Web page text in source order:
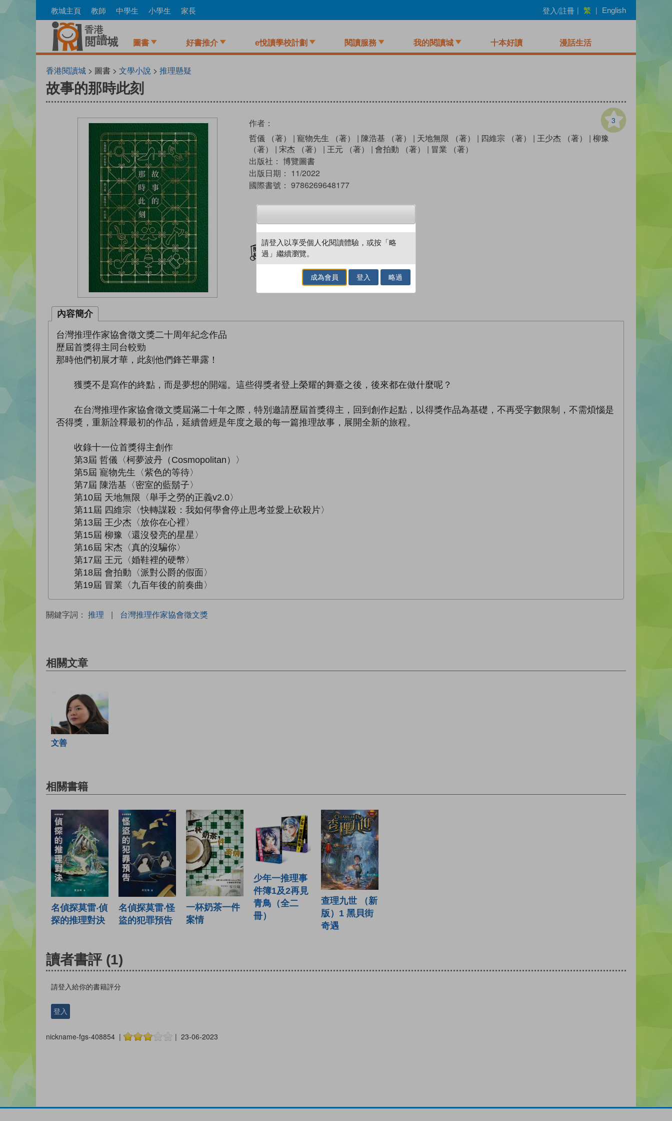
to
教城主頁 教師 中學生 小學生 家長 登入/註冊 | 繁 | English
圖書 好書推介 e悅讀學校計劃 閱讀服務 我的閱讀城 十本好讀 漫話生活
香港閱讀城 > 圖書 > 文學小說 > 推理懸疑
故事的那時此刻
3
作者：
哲儀 （著）
| 寵物先生 （著） | 陳浩基 （著） | 天地無限 （著） | 四維宗 （著） | 王少杰 （著） | 柳豫
（著）
| 宋杰 （著） | 王元 （著） | 會拍動 （著） | 冒業 （著）
出版社： 博覽圖書
出版日期： 11/2022
國際書號： 9786269648177
加入閱讀紀錄
內容簡介
台灣推理作家協會徵文獎二十周年紀念作品
歷屆首獎得主同台較勁
那時他們初展才華，此刻他們鋒芒畢露！
獲獎不是寫作的終點，而是夢想的開端。這些得獎者登上榮耀的舞臺之後，後來都在做什麼呢？
在台灣推理作家協會徵文獎屆滿二十年之際，特別邀請歷屆首獎得主，回到創作起點，以得獎作品為基礎，不再受字數限制，不需煩惱是
否得獎，重新詮釋最初的作品，延續曾經是年度之最的每一篇推理故事，展開全新的旅程。
收錄十一位首獎得主創作
第3屆 哲儀〈柯夢波丹（Cosmopolitan）〉
第5屆 寵物先生〈紫色的等待〉
第7屆 陳浩基〈密室的藍鬍子〉
第10屆 天地無限〈舉手之勞的正義v2.0〉
第11屆 四維宗〈快轉謀殺：我如何學會停止思考並愛上砍殺片〉
第13屆 王少杰〈放你在心裡〉
第15屆 柳豫〈還沒發亮的星星〉
第16屆 宋杰〈真的沒騙你〉
第17屆 王元〈婚鞋裡的硬幣〉
第18屆 會拍動〈派對公爵的假面〉
第19屆 冒業〈九百年後的前奏曲〉
關鍵字詞： 推理 | 台灣推理作家協會徵文獎
相關文章
文善
相關書籍
名偵探莫雷‧偵
探的推理對決
名偵探莫雷‧怪
盜的犯罪預告
一杯奶茶一件
案情
少年一推理事
件簿1及2再見
青鳥（全二
冊）
查理九世 （新
版）1 黑貝街
奇遇
讀者書評 (1)
請登入給你的書籍評分
登入
nickname-fgs-408854 | | 23-06-2023
請登入以享受個人化閱讀體驗，或按「略
過」繼續瀏覽。
成為會員 登入 略過